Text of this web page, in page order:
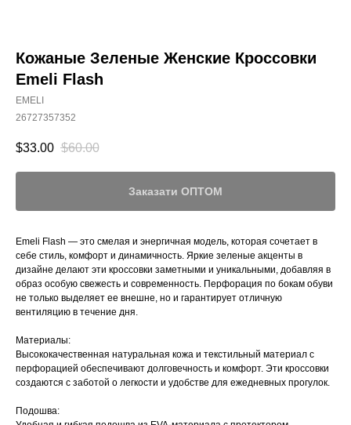
Кожаные Зеленые Женские Кроссовки
Emeli Flash
EMELI
26727357352
$33.00 $60.00
Заказати ОПТОМ
Emeli Flash — это смелая и энергичная модель, которая сочетает в
себе стиль, комфорт и динамичность. Яркие зеленые акценты в
дизайне делают эти кроссовки заметными и уникальными, добавляя в
образ особую свежесть и современность. Перфорация по бокам обуви
не только выделяет ее внешне, но и гарантирует отличную
вентиляцию в течение дня.
Материалы:
Высококачественная натуральная кожа и текстильный материал с
перфорацией обеспечивают долговечность и комфорт. Эти кроссовки
создаются с заботой о легкости и удобстве для ежедневных прогулок.
Подошва: